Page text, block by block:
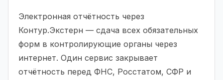
Электронная отчётность через
Контур.Экстерн — сдача всех обязательных
форм в контролирующие органы через
интернет. Один сервис закрывает
отчётность перед ФНС, Росстатом, СФР и